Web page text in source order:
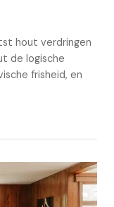
hout verdringen
de logische
frisheid, en